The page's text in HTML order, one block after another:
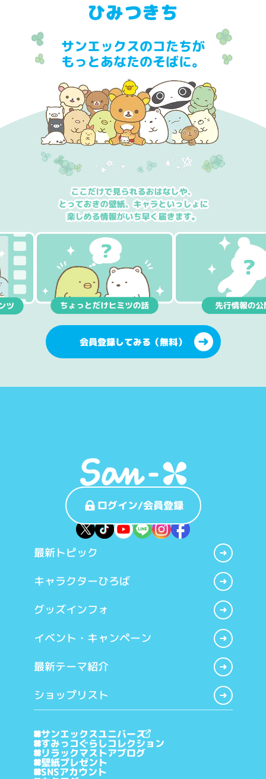
ひみつきち
サンエックスのコたちが
もっとあなたのそばに。
会員登録してみる（無料）
ログイン/会員登録
最新トピック
キャラクターひろば
グッズインフォ
イベント・キャンペーン
最新テーマ紹介
ショップリスト
サンエックスユニバース
すみっコぐらしコレクション
リラックマストアブログ
壁紙プレゼント
SNSアカウント